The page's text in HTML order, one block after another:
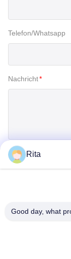
Telefon/Whatsapp
Nachricht*
Rita
Good day, what